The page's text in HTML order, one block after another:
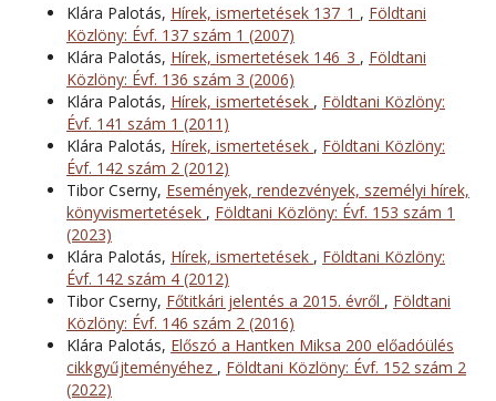
Klára Palotás, Hírek, ismertetések 137_1 , Földtani
Közlöny: Évf. 137 szám 1 (2007)
Klára Palotás, Hírek, ismertetések 146_3 , Földtani
Közlöny: Évf. 136 szám 3 (2006)
Klára Palotás, Hírek, ismertetések , Földtani Közlöny:
Évf. 141 szám 1 (2011)
Klára Palotás, Hírek, ismertetések , Földtani Közlöny:
Évf. 142 szám 2 (2012)
Tibor Cserny, Események, rendezvények, személyi hírek,
könyvismertetések , Földtani Közlöny: Évf. 153 szám 1
(2023)
Klára Palotás, Hírek, ismertetések , Földtani Közlöny:
Évf. 142 szám 4 (2012)
Tibor Cserny, Főtitkári jelentés a 2015. évről , Földtani
Közlöny: Évf. 146 szám 2 (2016)
Klára Palotás, Előszó a Hantken Miksa 200 előadóülés
cikkgyűjteményéhez , Földtani Közlöny: Évf. 152 szám 2
(2022)